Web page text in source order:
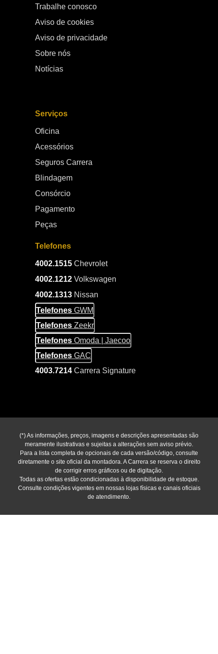
Trabalhe conosco
Aviso de cookies
Aviso de privacidade
Sobre nós
Notícias
Serviços
Oficina
Acessórios
Seguros Carrera
Blindagem
Consórcio
Pagamento
Peças
Telefones
4002.1515 Chevrolet
4002.1212 Volkswagen
4002.1313 Nissan
Telefones GWM
Telefones Zeekr
Telefones Omoda | Jaecoo
Telefones GAC
4003.7214 Carrera Signature
(*) As informações, preços, imagens e descrições apresentadas são
meramente ilustrativas e sujeitas a alterações sem aviso prévio.
Para a lista completa de opcionais de cada versão/código, consulte
diretamente o site oficial da montadora. A Carrera se reserva o direito
de corrigir erros gráficos ou de digitação.
Todas as ofertas estão condicionadas à disponibilidade de estoque.
Consulte condições vigentes em nossas lojas físicas e canais oficiais
de atendimento.